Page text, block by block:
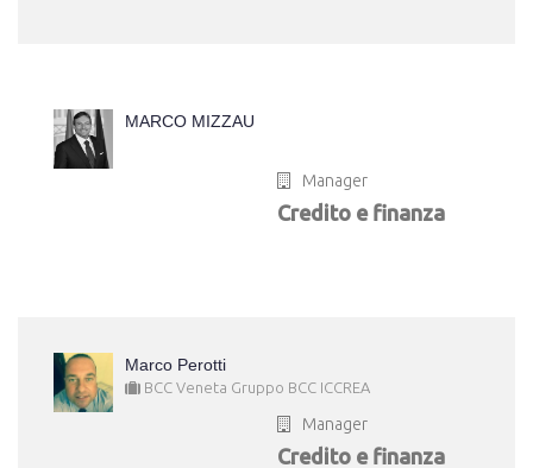
MARCO MIZZAU
Manager
Credito e finanza
Marco Perotti
BCC Veneta Gruppo BCC ICCREA
Manager
Credito e finanza